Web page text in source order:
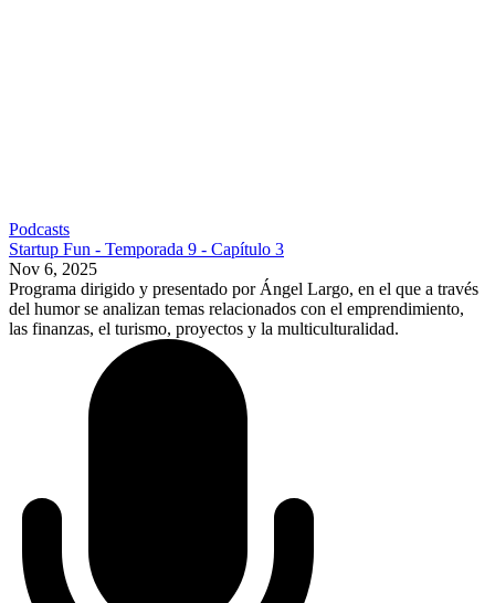
Podcasts
Startup Fun - Temporada 9 - Capítulo 3
Nov 6, 2025
Programa dirigido y presentado por Ángel Largo, en el que a través
del humor se analizan temas relacionados con el emprendimiento,
las finanzas, el turismo, proyectos y la multiculturalidad.